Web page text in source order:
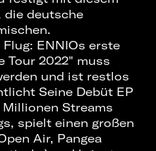
die deutsche
ENNIOs erste
Tour 2022" muss
und ist restlos
Seine Debüt EP
Streams
spielt einen großen
Air, Pangea